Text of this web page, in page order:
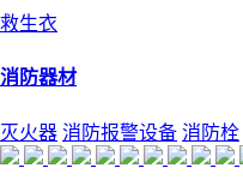
救生衣
消防器材
灭火器 消防报警设备 消防栓